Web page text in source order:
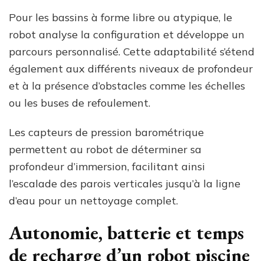
Pour les bassins à forme libre ou atypique, le
robot analyse la configuration et développe un
parcours personnalisé. Cette adaptabilité s’étend
également aux différents niveaux de profondeur
et à la présence d’obstacles comme les échelles
ou les buses de refoulement.
Les capteurs de pression barométrique
permettent au robot de déterminer sa
profondeur d’immersion, facilitant ainsi
l’escalade des parois verticales jusqu’à la ligne
d’eau pour un nettoyage complet.
Autonomie, batterie et temps
de recharge d’un robot piscine